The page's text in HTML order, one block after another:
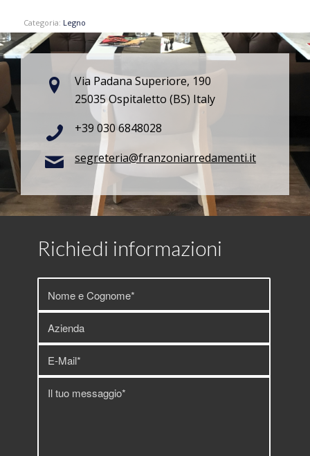
Categoria: Legno
Via Padana Superiore, 190
25035 Ospitaletto (BS) Italy
+39 030 6848028
segreteria@franzoniarredamenti.it
Richiedi informazioni